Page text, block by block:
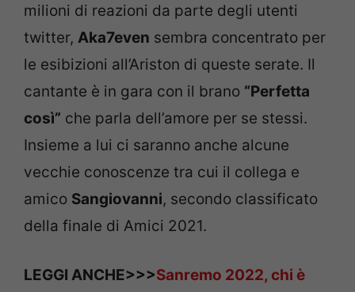
milioni di reazioni da parte degli utenti
twitter, Aka7even sembra concentrato per
le esibizioni all’Ariston di queste serate. Il
cantante è in gara con il brano “Perfetta
così” che parla dell’amore per se stessi.
Insieme a lui ci saranno anche alcune
vecchie conoscenze tra cui il collega e
amico Sangiovanni, secondo classificato
della finale di Amici 2021.
LEGGI ANCHE>>>Sanremo 2022, chi è